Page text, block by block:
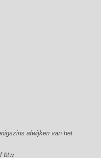
afwijken van het
btw.